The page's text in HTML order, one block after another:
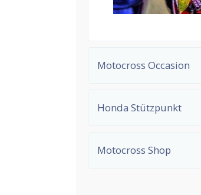
Motocross Occasion
Honda Stützpunkt
Motocross Shop